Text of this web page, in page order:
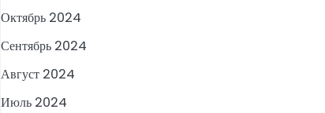
Октябрь 2024
Сентябрь 2024
Август 2024
Июль 2024